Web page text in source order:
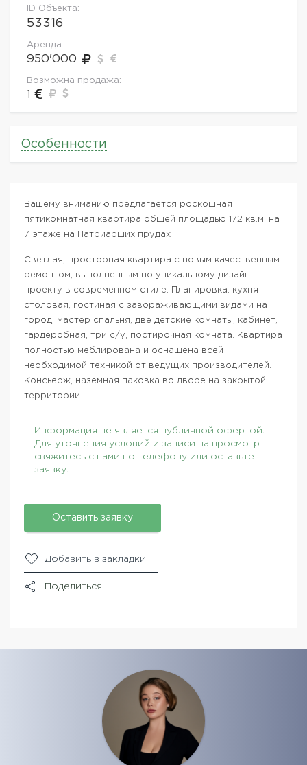
ID Объекта:
53316
Аренда:
950'000
Возможна продажа:
1
Особенности
Вашему вниманию предлагается роскошная
пятикомнатная квартира общей площадью 172 кв.м. на
7 этаже на Патриарших прудах
Светлая, просторная квартира с новым качественным
ремонтом, выполненным по уникальному дизайн-
проекту в современном стиле. Планировка: кухня-
столовая, гостиная с завораживающими видами на
город, мастер спальня, две детские комнаты, кабинет,
гардеробная, три с/у, постирочная комната. Квартира
полностью меблирована и оснащена всей
необходимой техникой от ведущих производителей.
Консьерж, наземная паковка во дворе на закрытой
территории.
Информация не является публичной офертой.
Для уточнения условий и записи на просмотр
свяжитесь с нами по телефону или оставьте
заявку.
Оставить заявку
Добавить в закладки
Поделиться